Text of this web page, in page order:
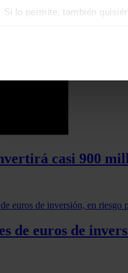
Si lo permite, también
redes sociales, publicidad y
casi 900
de euros de